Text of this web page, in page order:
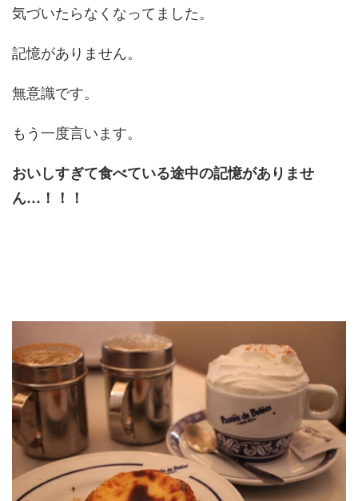
気づいたらなくなってました。
記憶がありません。
無意識です。
もう一度言います。
おいしすぎて食べている途中の記憶がありませ
ん…！！！